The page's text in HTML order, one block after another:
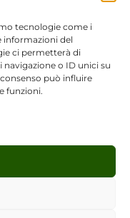
tecnologie come i
informazioni del
ci permetterà di
o ID unici su
può influire
funzioni.
Google